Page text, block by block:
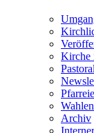
Kirche
Archiv